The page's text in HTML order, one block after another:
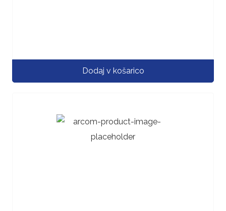
Dodaj v košarico